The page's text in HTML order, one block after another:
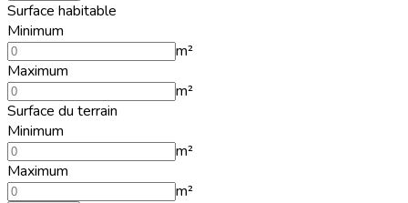
Surface habitable
Minimum
m²
Maximum
m²
Surface du terrain
Minimum
m²
Maximum
m²